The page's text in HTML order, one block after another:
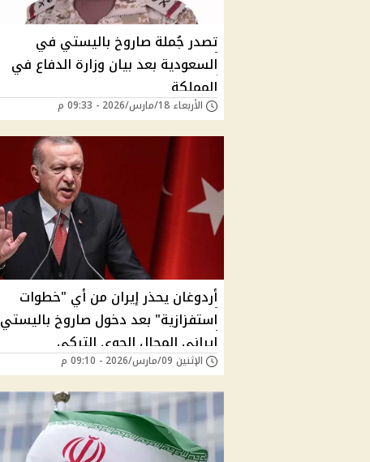
تصدر جُملة صاروخ باليستي في
السعودية بعد بيان وزارة الدفاع في
المملكة
الأربعاء 18/مارس/2026 - 09:33 م
أردوغان يحذر إيران من أي "خطوات
استفزازية" بعد دخول صاروخ باليستي
إيراني المجال الجوي التركي
الإثنين 09/مارس/2026 - 09:10 م